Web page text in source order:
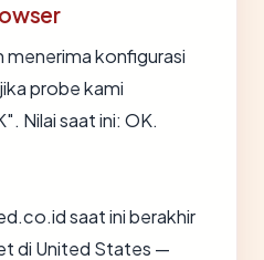
menerima konfigurasi
probe kami
Nilai saat ini: OK.
saat ini berakhir
di United States —